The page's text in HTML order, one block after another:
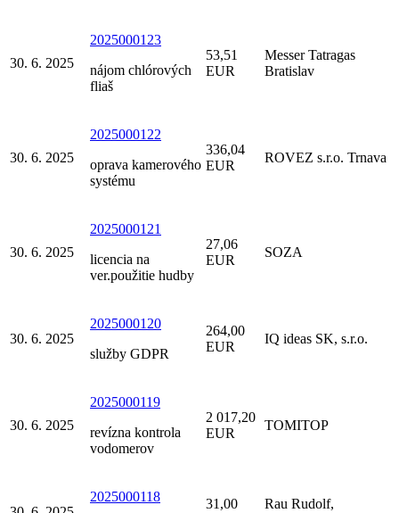
30. 6. 2025
2025000123
nájom chlórových
fliaš
53,51
EUR
Messer Tatragas
Bratislav
30. 6. 2025
2025000122
oprava kamerového
systému
336,04
EUR
ROVEZ s.r.o. Trnava
30. 6. 2025
2025000121
licencia na
ver.použitie hudby
27,06
EUR
SOZA
30. 6. 2025
2025000120
služby GDPR
264,00
EUR
IQ ideas SK, s.r.o.
30. 6. 2025
2025000119
revízna kontrola
vodomerov
2 017,20
EUR
TOMITOP
2025000118
31,00
Rau Rudolf,